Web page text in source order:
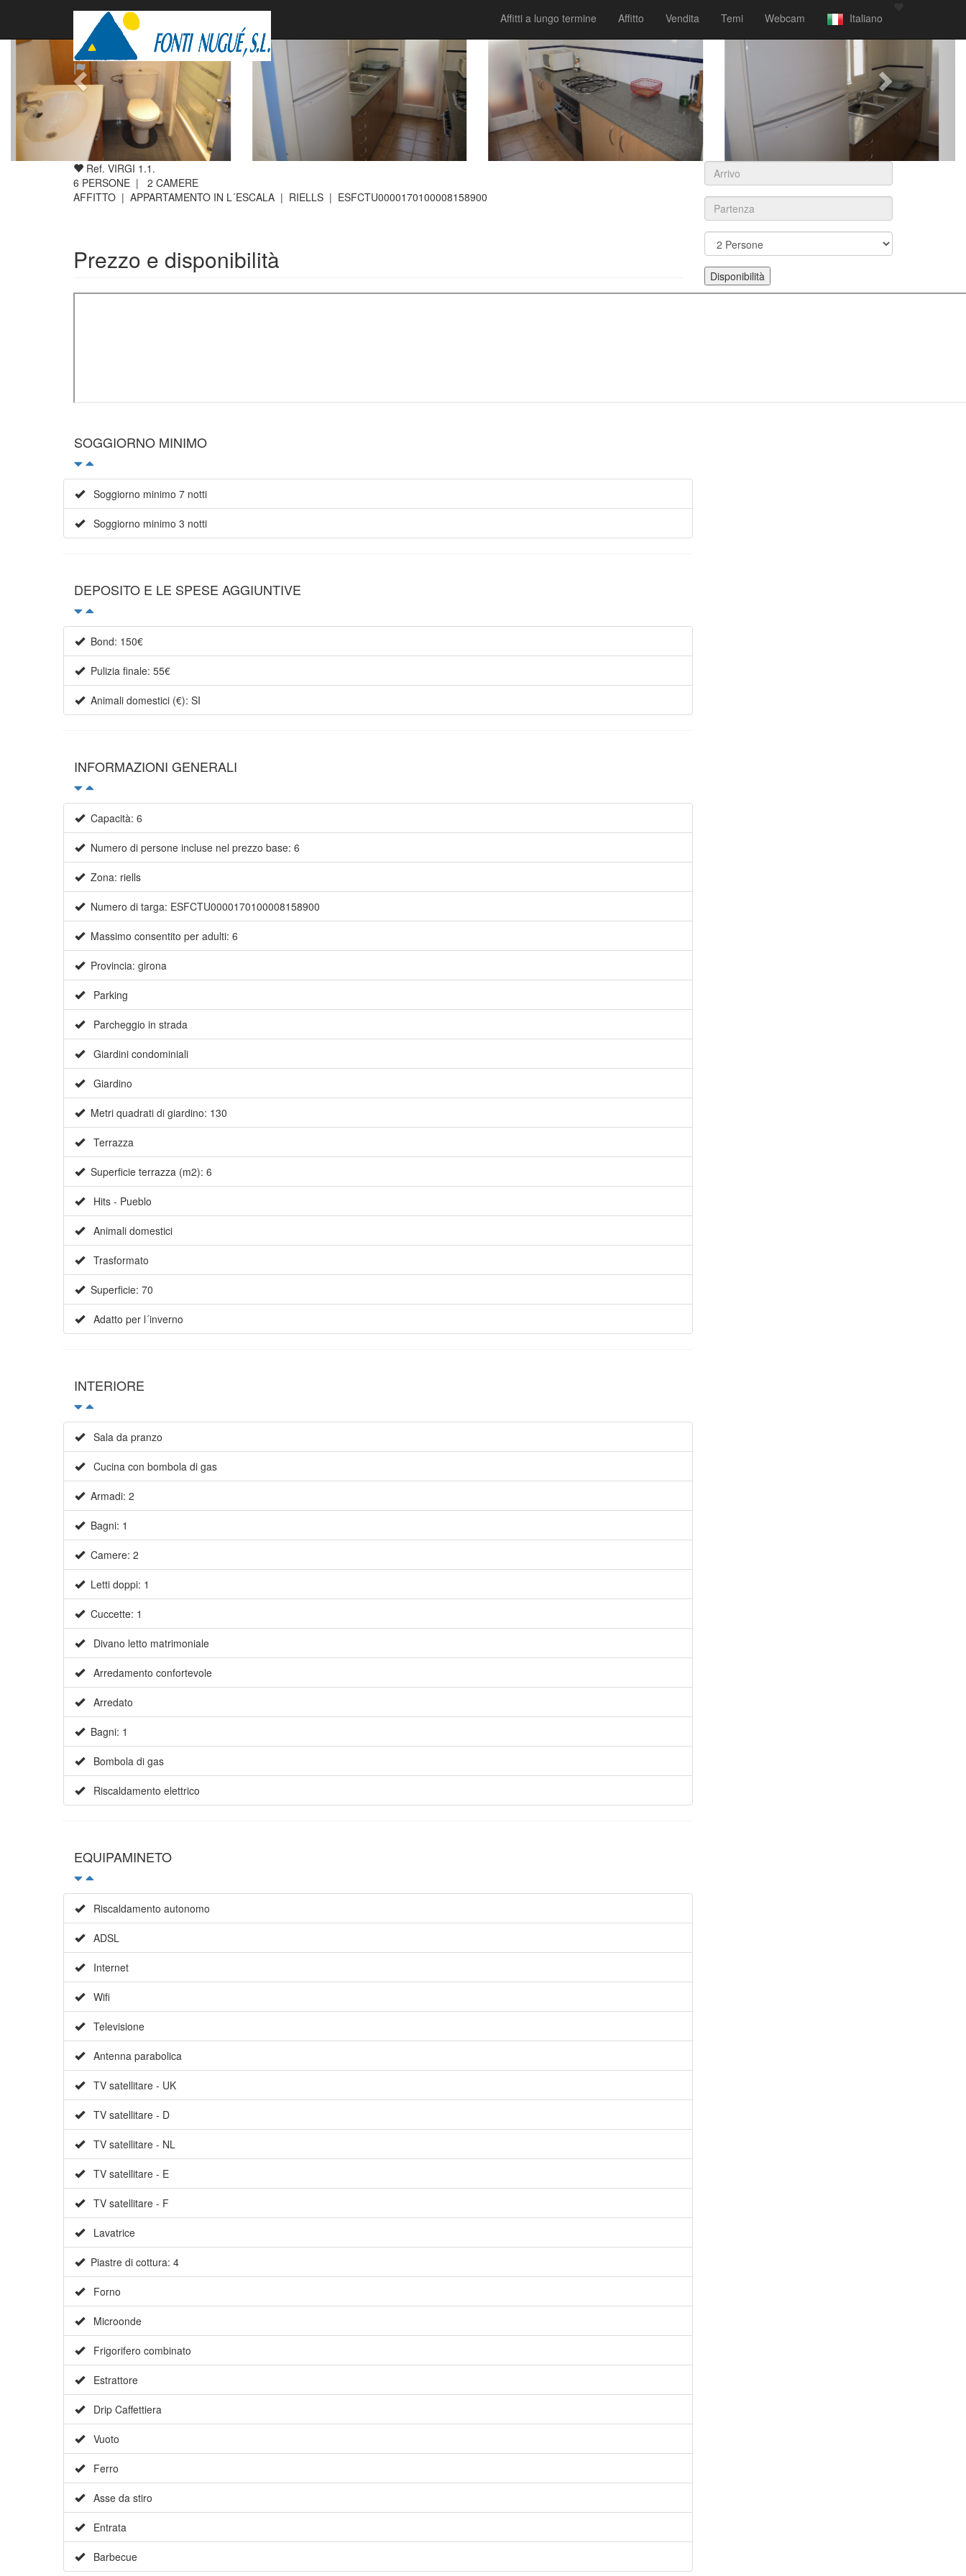
Affitti a lungo termine Affitto Vendita Temi Webcam Italiano
Ref. VIRGI 1.1.
6 PERSONE | 2 CAMERE
AFFITTO | APPARTAMENTO IN L´ESCALA | RIELLS | ESFCTU0000170100008158900
Prezzo e disponibilità
SOGGIORNO MINIMO
Soggiorno minimo 7 notti
Soggiorno minimo 3 notti
DEPOSITO E LE SPESE AGGIUNTIVE
Bond: 150€
Pulizia finale: 55€
Animali domestici (€): SI
INFORMAZIONI GENERALI
Capacità: 6
Numero di persone incluse nel prezzo base: 6
Zona: riells
Numero di targa: ESFCTU0000170100008158900
Massimo consentito per adulti: 6
Provincia: girona
Parking
Parcheggio in strada
Giardini condominiali
Giardino
Metri quadrati di giardino: 130
Terrazza
Superficie terrazza (m2): 6
Hits - Pueblo
Animali domestici
Trasformato
Superficie: 70
Adatto per l´inverno
INTERIORE
Sala da pranzo
Cucina con bombola di gas
Armadi: 2
Bagni: 1
Camere: 2
Letti doppi: 1
Cuccette: 1
Divano letto matrimoniale
Arredamento confortevole
Arredato
Bagni: 1
Bombola di gas
Riscaldamento elettrico
EQUIPAMINETO
Riscaldamento autonomo
ADSL
Internet
Wifi
Televisione
Antenna parabolica
TV satellitare - UK
TV satellitare - D
TV satellitare - NL
TV satellitare - E
TV satellitare - F
Lavatrice
Piastre di cottura: 4
Forno
Microonde
Frigorifero combinato
Estrattore
Drip Caffettiera
Vuoto
Ferro
Asse da stiro
Entrata
Barbecue